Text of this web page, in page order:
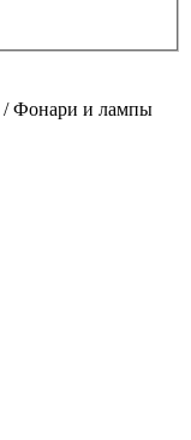
/ Фонари и лампы